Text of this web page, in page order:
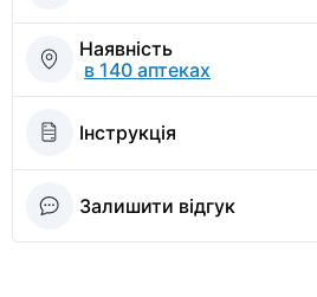
Наявність
в 140 аптеках
Інструкція
Залишити відгук